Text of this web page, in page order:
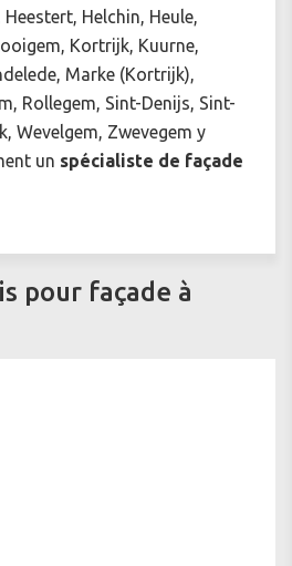
Helchin, Heule,
Kortrijk, Kuurne,
Marke (Kortrijk),
Rollegem, Sint-Denijs, Sint-
Wevelgem, Zwevegem y
un spécialiste de façade
pour façade à